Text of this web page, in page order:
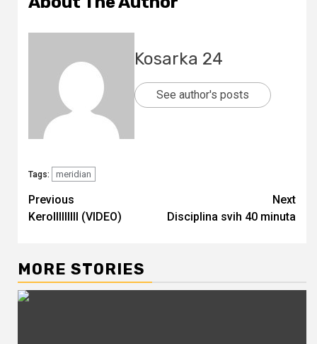
Kosarka 24
See author's posts
Tags: meridian
Continue
Reading
Previous
Kerolllllllll (VIDEO)
Next
Disciplina svih 40 minuta
MORE STORIES